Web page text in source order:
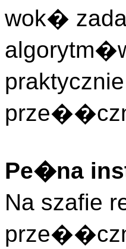
wok�
Pe�na
Na szafie